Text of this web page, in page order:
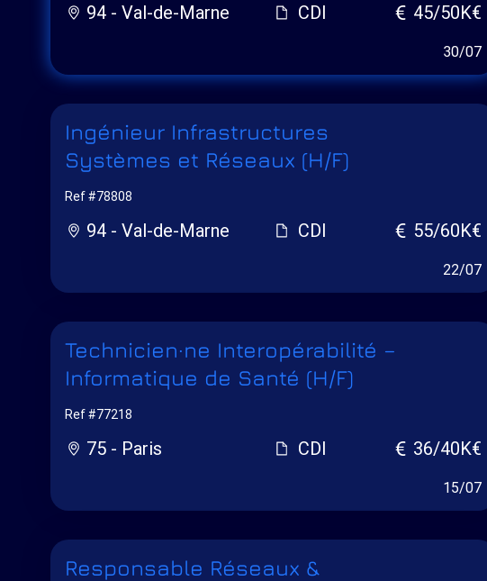
94 - Val-de-Marne CDI 45/50K€
30/07
Ingénieur Infrastructures
Systèmes et Réseaux (H/F)
Ref #78808
94 - Val-de-Marne CDI 55/60K€
22/07
Technicien·ne Interopérabilité –
Informatique de Santé (H/F)
Ref #77218
75 - Paris CDI 36/40K€
15/07
Responsable Réseaux &